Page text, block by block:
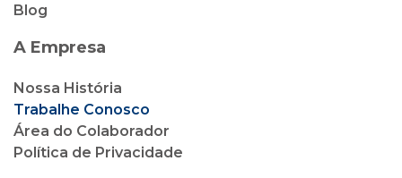
Blog
A Empresa
Nossa História
Trabalhe Conosco
Área do Colaborador
Política de Privacidade